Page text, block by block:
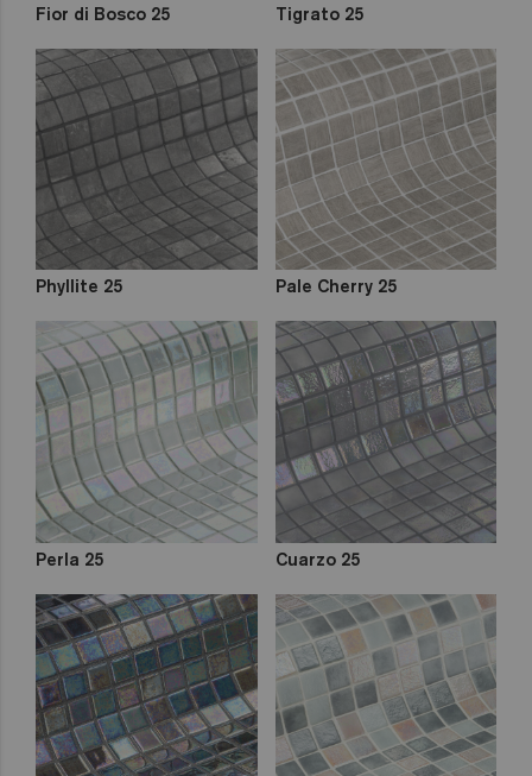
Fior di Bosco 25 Tigrato 25
Phyllite 25 Pale Cherry 25
Perla 25 Cuarzo 25